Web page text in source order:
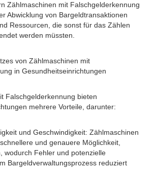
Zählmaschinen mit Falschgelderkennung
Abwicklung von Bargeldtransaktionen
Ressourcen, die sonst für das Zählen
werden müssten.
von Zählmaschinen mit
in Gesundheitseinrichtungen
Falschgelderkennung bieten
mehrere Vorteile, darunter:
und Geschwindigkeit: Zählmaschinen
und genauere Möglichkeit,
wodurch Fehler und potenzielle
Bargeldverwaltungsprozess reduziert